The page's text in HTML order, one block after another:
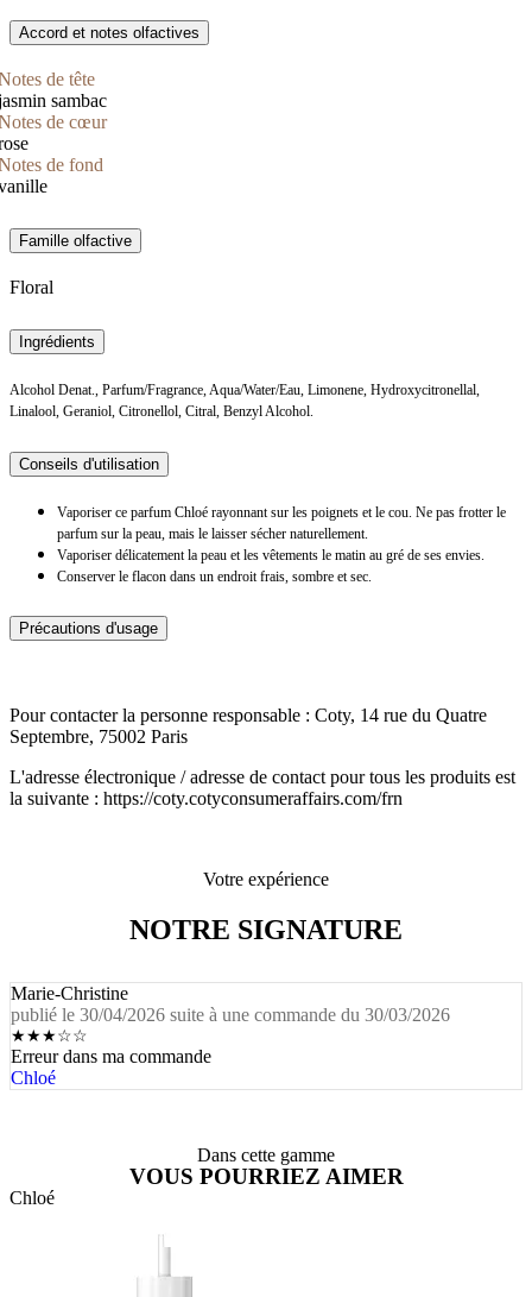
Accord et notes olfactives
de tête
sambac
de cœur
de fond
Famille olfactive
Floral
Ingrédients
Alcohol Denat., Parfum/Fragrance, Aqua/Water/Eau, Limonene, Hydroxycitronellal,
Linalool, Geraniol, Citronellol, Citral, Benzyl Alcohol.
Conseils d'utilisation
Vaporiser ce parfum Chloé rayonnant sur les poignets et le cou. Ne pas frotter le
parfum sur la peau, mais le laisser sécher naturellement.
Vaporiser délicatement la peau et les vêtements le matin au gré de ses envies.
Conserver le flacon dans un endroit frais, sombre et sec.
Précautions d'usage
Pour contacter la personne responsable : Coty, 14 rue du Quatre
Septembre, 75002 Paris
L'adresse électronique / adresse de contact pour tous les produits est
la suivante : https://coty.cotyconsumeraffairs.com/frn
Votre expérience
NOTRE SIGNATURE
Marie-Christine
publié le 30/04/2026 suite à une commande du 30/03/2026
★★★☆☆
Erreur dans ma commande
Chloé
Dans cette gamme
VOUS POURRIEZ AIMER
Chloé